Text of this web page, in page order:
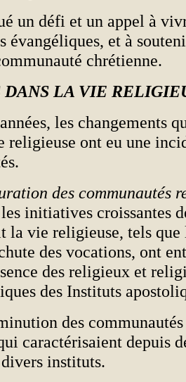
un défi et un appel à
évangéliques, et à
chrétienne.
LA VIE
les changements
religieuse ont eu une
des communautés
initiatives croissantes
la vie religieuse, tels que
des vocations, ont
des religieux et
des Instituts
des
caractérisaient depuis
instituts.